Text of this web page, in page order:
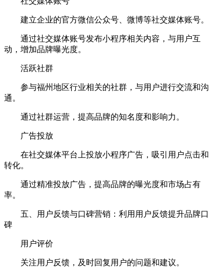
建立企业的官方微信公众号、微博等社交媒体账号。
通过社交媒体账号发布小程序相关内容，与用户互
动，增加品牌曝光度。
活跃社群
参与福州地区行业相关的社群，与用户进行交流和沟
通。
通过社群运营，提高品牌的知名度和影响力。
广告投放
在社交媒体平台上投放小程序广告，吸引用户点击和
转化。
通过精准投放广告，提高品牌的曝光度和市场占有
率。
五、用户反馈与口碑营销：利用用户反馈提升品牌口
碑
用户评价
关注用户反馈，及时回复用户的问题和建议。